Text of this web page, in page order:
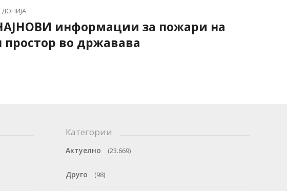
информации за пожари на
простор во државава
Категории
Актуелно (23.669)
Друго (98)